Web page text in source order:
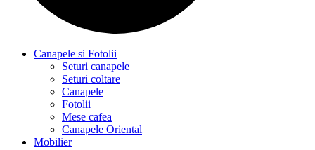
Canapele si Fotolii
Seturi canapele
Seturi coltare
Canapele
Fotolii
Mese cafea
Canapele Oriental
Mobilier